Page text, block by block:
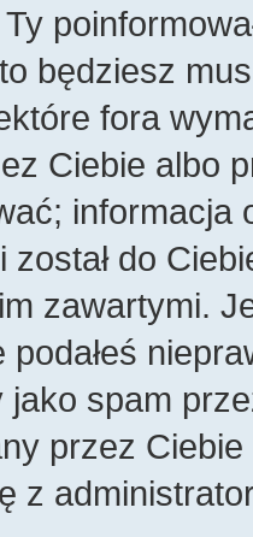
Ty
będziesz
fora
Ciebie albo
do
zawartymi.
spam
przez
z